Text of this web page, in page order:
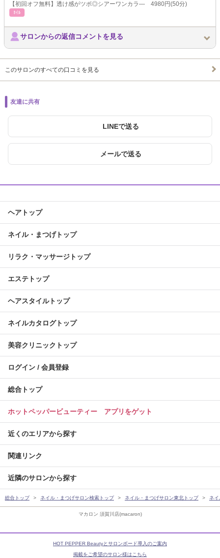
マカロン 須賀川店(macaron)
【初回オフ無料】透け感がツボ◎シアーワンカラ― 4980円(50分)
ﾈｲﾙ
サロンからの返信コメントを見る
このサロンのすべての口コミを見る
友達に共有
LINEで送る
メールで送る
ヘアトップ
ネイル・まつげトップ
リラク・マッサージトップ
エステトップ
ヘアスタイルトップ
ネイルカタログトップ
美容クリニックトップ
ログイン / 会員登録
総合トップ
ホットペッパービューティー アプリをゲット
近くのエリアから探す
関連リンク
近隣のサロンから探す
総合トップ ネイル・まつげサロン検索トップ ネイル・まつげサロン東北トップ ネ
HOT PEPPER Beautyとサロンボード導入のご案内
掲載をご希望のサロン様はこちら